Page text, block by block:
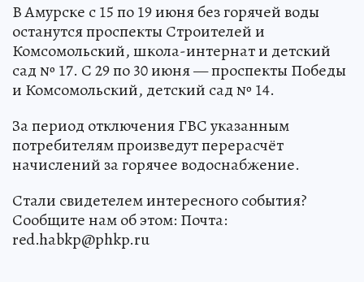
В Амурске с 15 по 19 июня без горячей воды
останутся проспекты Строителей и
Комсомольский, школа-интернат и детский
сад № 17. С 29 по 30 июня — проспекты Победы
и Комсомольский, детский сад № 14.
За период отключения ГВС указанным
потребителям произведут перерасчёт
начислений за горячее водоснабжение.
Стали свидетелем интересного события?
Сообщите нам об этом: Почта:
red.habkp@phkp.ru